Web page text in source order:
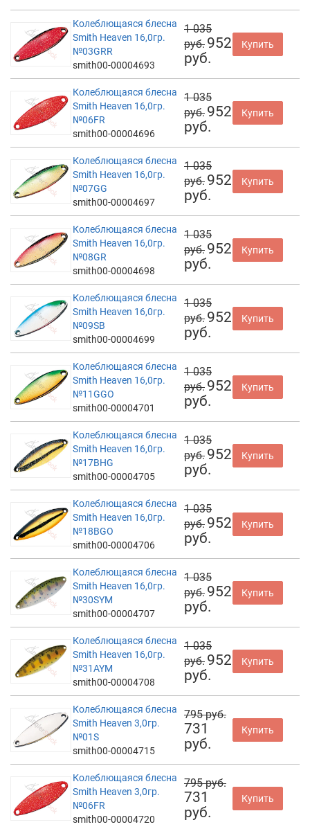
Колеблющаяся блесна
Smith Heaven 16,0гр.
№03GRR
smith00-00004693
1 035
руб. 952
руб.
Купить
Колеблющаяся блесна
Smith Heaven 16,0гр.
№06FR
smith00-00004696
1 035
руб. 952
руб.
Купить
Колеблющаяся блесна
Smith Heaven 16,0гр.
№07GG
smith00-00004697
1 035
руб. 952
руб.
Купить
Колеблющаяся блесна
Smith Heaven 16,0гр.
№08GR
smith00-00004698
1 035
руб. 952
руб.
Купить
Колеблющаяся блесна
Smith Heaven 16,0гр.
№09SB
smith00-00004699
1 035
руб. 952
руб.
Купить
Колеблющаяся блесна
Smith Heaven 16,0гр.
№11GGO
smith00-00004701
1 035
руб. 952
руб.
Купить
Колеблющаяся блесна
Smith Heaven 16,0гр.
№17BHG
smith00-00004705
1 035
руб. 952
руб.
Купить
Колеблющаяся блесна
Smith Heaven 16,0гр.
№18BGO
smith00-00004706
1 035
руб. 952
руб.
Купить
Колеблющаяся блесна
Smith Heaven 16,0гр.
№30SYM
smith00-00004707
1 035
руб. 952
руб.
Купить
Колеблющаяся блесна
Smith Heaven 16,0гр.
№31AYM
smith00-00004708
1 035
руб. 952
руб.
Купить
Колеблющаяся блесна
Smith Heaven 3,0гр.
№01S
smith00-00004715
795 руб.
731
руб.
Купить
Колеблющаяся блесна
Smith Heaven 3,0гр.
№06FR
smith00-00004720
795 руб.
731
руб.
Купить